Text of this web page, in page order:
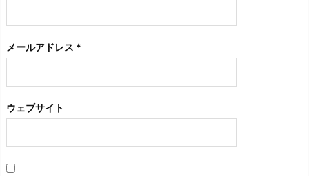
メールアドレス *
ウェブサイト